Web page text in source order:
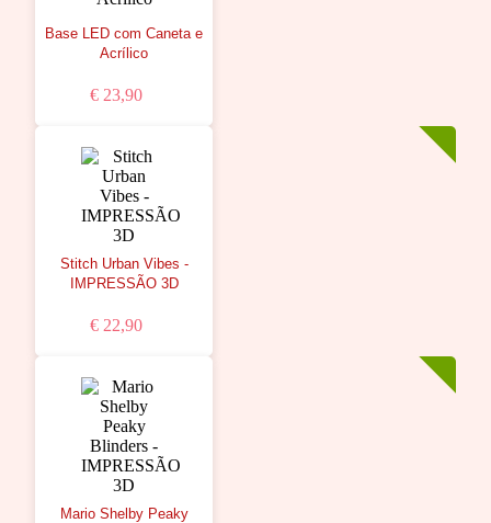
Base LED com Caneta e
Acrílico
€ 23,90
Stitch Urban Vibes -
IMPRESSÃO 3D
€ 22,90
Mario Shelby Peaky